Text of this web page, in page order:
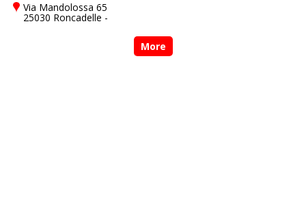
Via Mandolossa 65
25030 Roncadelle -
More